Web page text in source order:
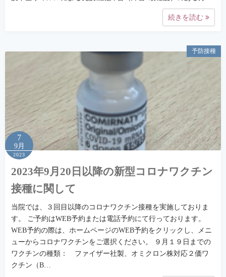
続きを読む
予防接種
7
9月
2023
2023年9月20日以降の新型コロナワクチン
接種に関して
当院では、３回目以降のコロナワクチン接種を実施しておりま
す。 ご予約はWEB予約または電話予約にて行っております。
WEB予約の際は、ホームページのWEB予約をクリックし、メニ
ューからコロナワクチンをご選択ください。 ９月１９日までの
ワクチンの種類： ファイザー社製、オミクロン株対応２価ワ
クチン（B…